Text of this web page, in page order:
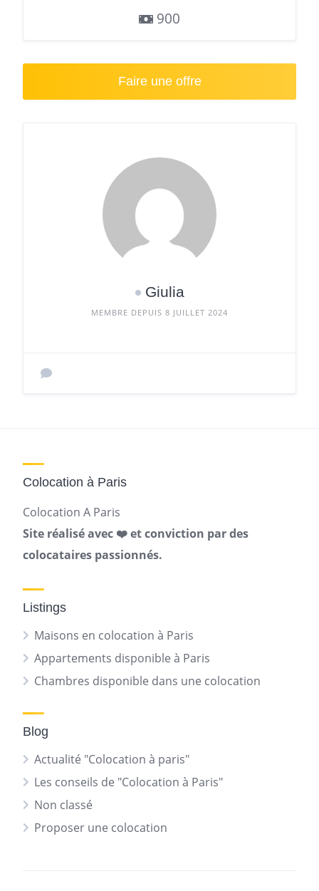
900
Faire une offre
Giulia
MEMBRE DEPUIS 8 JUILLET 2024
Colocation à Paris
Colocation A Paris
Site réalisé avec ❤️ et conviction par des
colocataires passionnés.
Listings
Maisons en colocation à Paris
Appartements disponible à Paris
Chambres disponible dans une colocation
Blog
Actualité "Colocation à paris"
Les conseils de "Colocation à Paris"
Non classé
Proposer une colocation